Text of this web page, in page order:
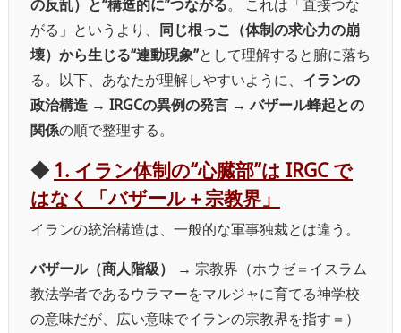
の反乱）と“構造的に”つながる。 これは「直接つな
がる」というより、 同じ根っこ（体制の求心力の崩
壊）から生じる“連動現象”として理解すると腑に落ち
る。 以下、あなたが理解しやすいように、 イランの
政治構造 → IRGCの異例の発言 → バザール蜂起との
関係の順で整理する。
◆ 1. イラン体制の“心臓部”は IRGC で
はなく「バザール＋宗教界」
イランの統治構造は、一般的な軍事独裁とは違う。
バザール（商人階級）
→ 宗教界（ホウゼ＝イスラム
教法学者であるウラマーをマルジャに育てる神学校
の意味だが、広い意味でイランの宗教界を指す＝）